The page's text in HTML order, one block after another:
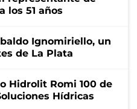
los 51 años
Ignomiriello, un
de La Plata
Hidrolit Romi 100 de
Hídricas